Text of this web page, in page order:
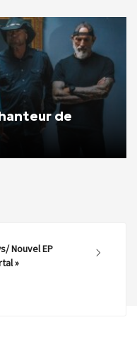
de
Nouvel EP
»